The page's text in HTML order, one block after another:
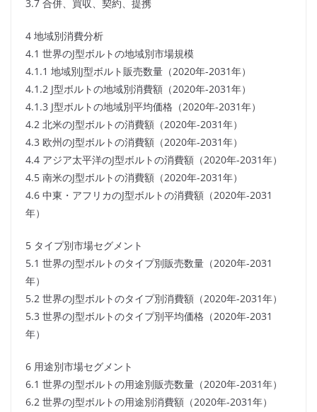
3.7 合併、買収、契約、提携
4 地域別消費分析
4.1 世界のJ型ボルトの地域別市場規模
4.1.1 地域別J型ボルト販売数量（2020年-2031年）
4.1.2 J型ボルトの地域別消費額（2020年-2031年）
4.1.3 J型ボルトの地域別平均価格（2020年-2031年）
4.2 北米のJ型ボルトの消費額（2020年-2031年）
4.3 欧州のJ型ボルトの消費額（2020年-2031年）
4.4 アジア太平洋のJ型ボルトの消費額（2020年-2031年）
4.5 南米のJ型ボルトの消費額（2020年-2031年）
4.6 中東・アフリカのJ型ボルトの消費額（2020年-2031
年）
5 タイプ別市場セグメント
5.1 世界のJ型ボルトのタイプ別販売数量（2020年-2031
年）
5.2 世界のJ型ボルトのタイプ別消費額（2020年-2031年）
5.3 世界のJ型ボルトのタイプ別平均価格（2020年-2031
年）
6 用途別市場セグメント
6.1 世界のJ型ボルトの用途別販売数量（2020年-2031年）
6.2 世界のJ型ボルトの用途別消費額（2020年-2031年）